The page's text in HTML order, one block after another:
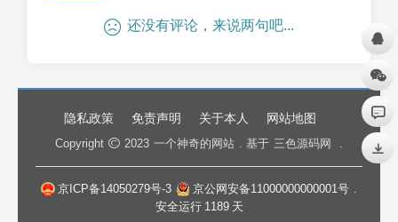
还没有评论，来说两句吧...
隐私政策 免责声明 关于本人 网站地图
Copyright 2023 一个神奇的网站 . 基于 三色源码网
京ICP备14050279号-3 京公网安备11000000000001号 .
安全运行 1189 天